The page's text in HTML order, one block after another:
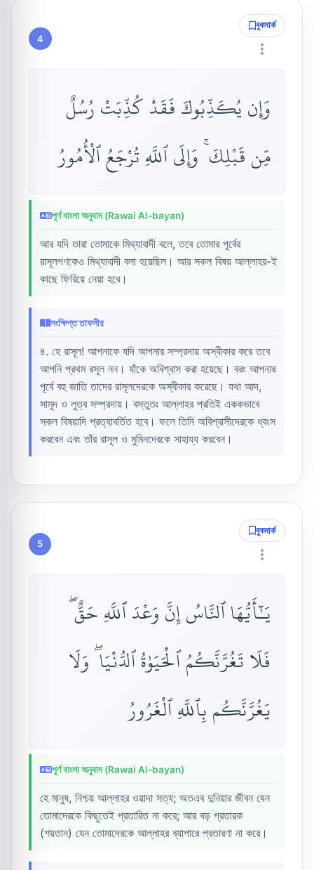
4
বুকমার্ক
وَإِن يُكَذِّبُوكَ فَقَدْ كُذِّبَتْ رُسُلٌ
مِّن قَبْلِكَ ۚ وَإِلَى ٱللَّهِ تُرْجَعُ ٱلْأُمُورُ
পূর্ণ বাংলা অনুবাদ (Rawai Al-bayan)
আর যদি তারা তোমাকে মিথ্যাবাদী বলে, তবে তোমার পূর্বের
রাসূলগণকেও মিথ্যাবাদী বলা হয়েছিল। আর সকল বিষয় আল্লাহর-ই
কাছে ফিরিয়ে নেয়া হবে।
সংক্ষিপ্ত তাফসীর
৪. হে রাসূল! আপনাকে যদি আপনার সম্প্রদায় অস্বীকার করে তবে
আপনি প্রথম রসূল নন। যাঁকে অবিশ্বাস করা হয়েছে। বরং আপনার
পূর্বে বহু জাতি তাদের রাসূলদেরকে অস্বীকার করেছে। যথা আদ,
সামূদ ও লুত্ব সম্প্রদায়। বস্তুতঃ আল্লাহর প্রতিই এককভাবে
সকল বিষয়াদি প্রত্যাবর্তিত হবে। ফলে তিনি অবিশ্বাসীদেরকে ধ্বংস
করবেন এবং তাঁর রাসূল ও মুমিনদেরকে সাহায্য করবেন।
5
বুকমার্ক
يَـٰٓأَيُّهَا ٱلنَّاسُ إِنَّ وَعْدَ ٱللَّهِ حَقٌّ ۖ
فَلَا تَغُرَّنَّكُمُ ٱلْحَيَوٰةُ ٱلدُّنْيَا ۖ وَلَا
يَغُرَّنَّكُم بِٱللَّهِ ٱلْغَرُورُ
পূর্ণ বাংলা অনুবাদ (Rawai Al-bayan)
হে মানুষ, নিশ্চয় আল্লাহর ওয়াদা সত্য; অতএব দুনিয়ার জীবন যেন
তোমাদেরকে কিছুতেই প্রতারিত না করে; আর বড় প্রতারক
(শয়তান) যেন তোমাদেরকে আল্লাহর ব্যাপারে প্রতারণা না করে।